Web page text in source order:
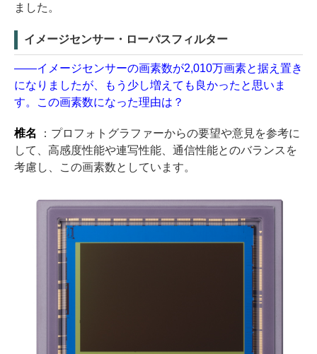
ました。
イメージセンサー・ローパスフィルター
――イメージセンサーの画素数が2,010万画素と据え置き
になりましたが、もう少し増えても良かったと思いま
す。この画素数になった理由は？
椎名
：プロフォトグラファーからの要望や意見を参考に
して、高感度性能や連写性能、通信性能とのバランスを
考慮し、この画素数としています。